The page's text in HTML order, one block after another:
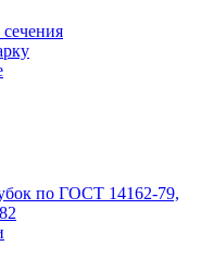
сечения
по ГОСТ 14162-79,